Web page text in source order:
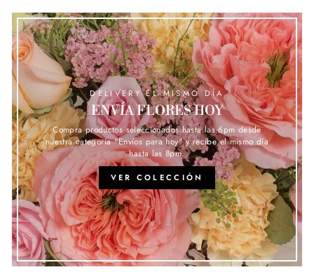
DELIVERY EL MISMO DÍA
ENVÍA FLORES HOY
Compra productos seleccionados hasta las 6pm desde
nuestra categoría "Envíos para hoy" y recibe el mismo día
hasta las 8pm.
VER COLECCIÓN